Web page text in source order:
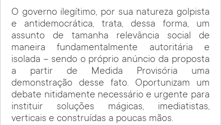
O governo ilegítimo, por sua natureza golpista
e antidemocrática, trata, dessa forma, um
assunto de tamanha relevância social de
maneira fundamentalmente autoritária e
isolada – sendo o próprio anúncio da proposta
a partir de Medida Provisória uma
demonstração desse fato. Oportunizam um
debate nitidamente necessário e urgente para
instituir soluções mágicas, imediatistas,
verticais e construídas a poucas mãos.